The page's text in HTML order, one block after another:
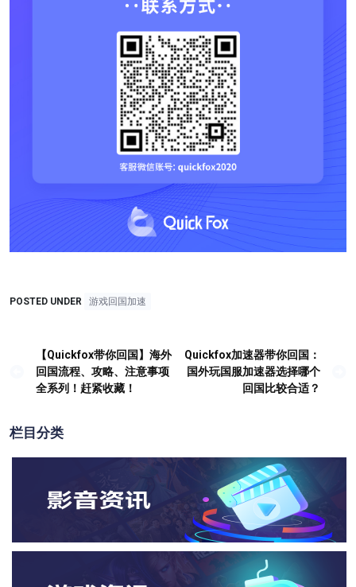
POSTED UNDER 游戏回国加速
文
章
航
【Quickfox带你回国】海外
回国流程、攻略、注意事项
全系列！赶紧收藏！
Quickfox加速器带你回国：
国外玩国服加速器选择哪个
回国比较合适？
栏目分类